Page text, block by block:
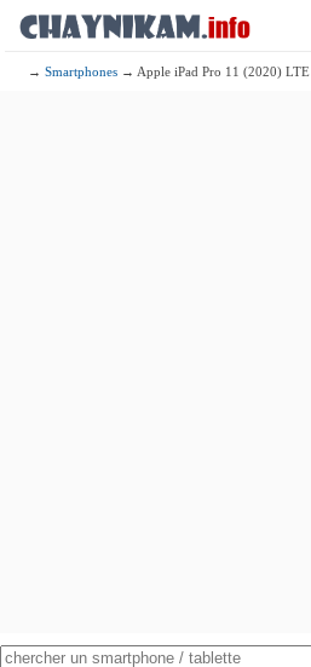
→Smartphones → Apple iPad Pro 11 (2020) LTE